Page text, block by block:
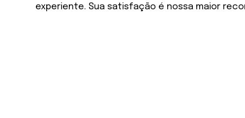
experiente. Sua satisfação é nossa maior